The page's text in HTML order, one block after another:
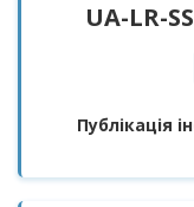
UA-LR-
Публікація